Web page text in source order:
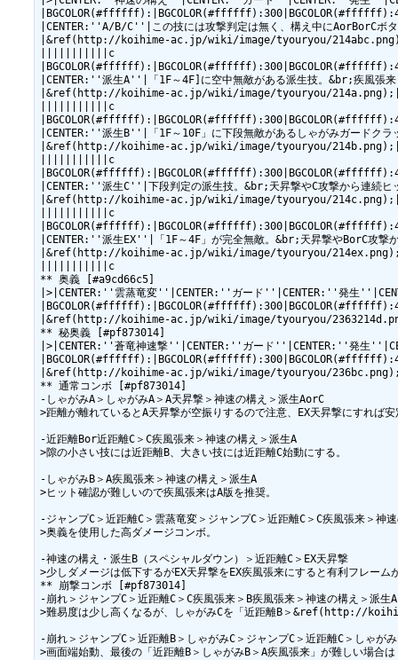
|CENTER:''A/B/C''|この技には攻撃判定は無く、構え中にAorBorCボ
|&ref(http://koihime-ac.jp/wiki/image/tyouryou/
|||||||||||c
|CENTER:''派生A''|「1F～4F]に空中無敵がある派生技。&br;疾風張来
|&ref(http://koihime-ac.jp/wiki/image/tyouryou/
|||||||||||c
|CENTER:''派生B''|「1F～10F」に下段無敵があるしゃがみガードクラ
|&ref(http://koihime-ac.jp/wiki/image/tyouryou/
|||||||||||c
|CENTER:''派生C''|下段判定の派生技。&br;天昇撃やC攻撃から連続ヒ
|&ref(http://koihime-ac.jp/wiki/image/tyouryou/
|||||||||||c
|CENTER:''派生EX''|「1F～4F」が完全無敵。&br;天昇撃やBorC攻
|&ref(http://koihime-ac.jp/wiki/image/tyouryou/
|||||||||||c
** 奥義 [#a9cd66c5]
|>|CENTER:''雲蒸竜変''|CENTER:''ガード''|CENTER:''発生
|&ref(http://koihime-ac.jp/wiki/image/tyouryou/2363214d.png);|「
** 秘奥義 [#pf873014]
|>|CENTER:''蒼竜神速撃''|CENTER:''ガード''|CENTER:''発生
|&ref(http://koihime-ac.jp/wiki/image/tyouryou/236bc.png);|その場
** 通常コンボ [#pf873014]
-しゃがみA＞しゃがみA＞A天昇撃＞神速の構え＞派生AorC
>距離が離れているとA天昇撃が空振りするので注意、EX天昇撃にすれば
-近距離Bor近距離C＞C疾風張来＞神速の構え＞派生A
>隙の小さい技には近距離B、大きい技には近距離C始動にする。
-しゃがみB＞A疾風張来＞神速の構え＞派生A
>ヒット確認が難しいので疾風張来はA版を推奨。
-ジャンプC＞近距離C＞雲蒸竜変＞ジャンプC＞近距離C＞C疾風張来＞神
>奥義を使用した高ダメージコンボ。
-神速の構え・派生B（スペシャルダウン）＞近距離C＞EX天昇撃
>少しダメージは低下するがEX天昇撃をEX疾風張来にすると有利フレーム
** 崩撃コンボ [#pf873014]
-崩れ＞ジャンプC＞近距離C＞C疾風張来＞B疾風張来＞神速の構え＞派
>難易度は少し高くなるが、しゃがみCを「近距離B＞&ref(http://
-崩れ＞ジャンプC＞近距離B＞しゃがみC＞ジャンプC＞近距離C＞しゃが
>画面端始動、最後の「近距離B＞しゃがみB＞A疾風張来」が難しい場合